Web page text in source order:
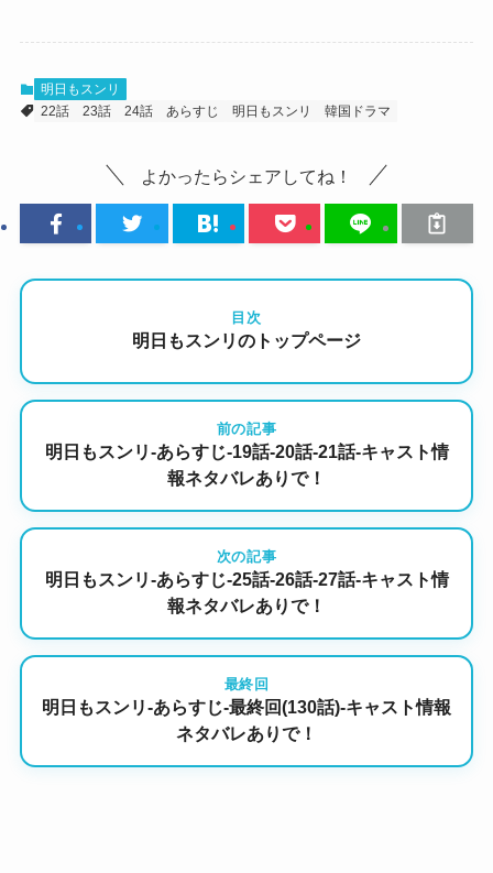
明日もスンリ
22話
23話 24話 あらすじ 明日もスンリ 韓国ドラマ
よかったらシェアしてね！
目次
明日もスンリのトップページ
前の記事
明日もスンリ-あらすじ-19話-20話-21話-キャスト情
報ネタバレありで！
次の記事
明日もスンリ-あらすじ-25話-26話-27話-キャスト情
報ネタバレありで！
最終回
明日もスンリ-あらすじ-最終回(130話)-キャスト情報
ネタバレありで！